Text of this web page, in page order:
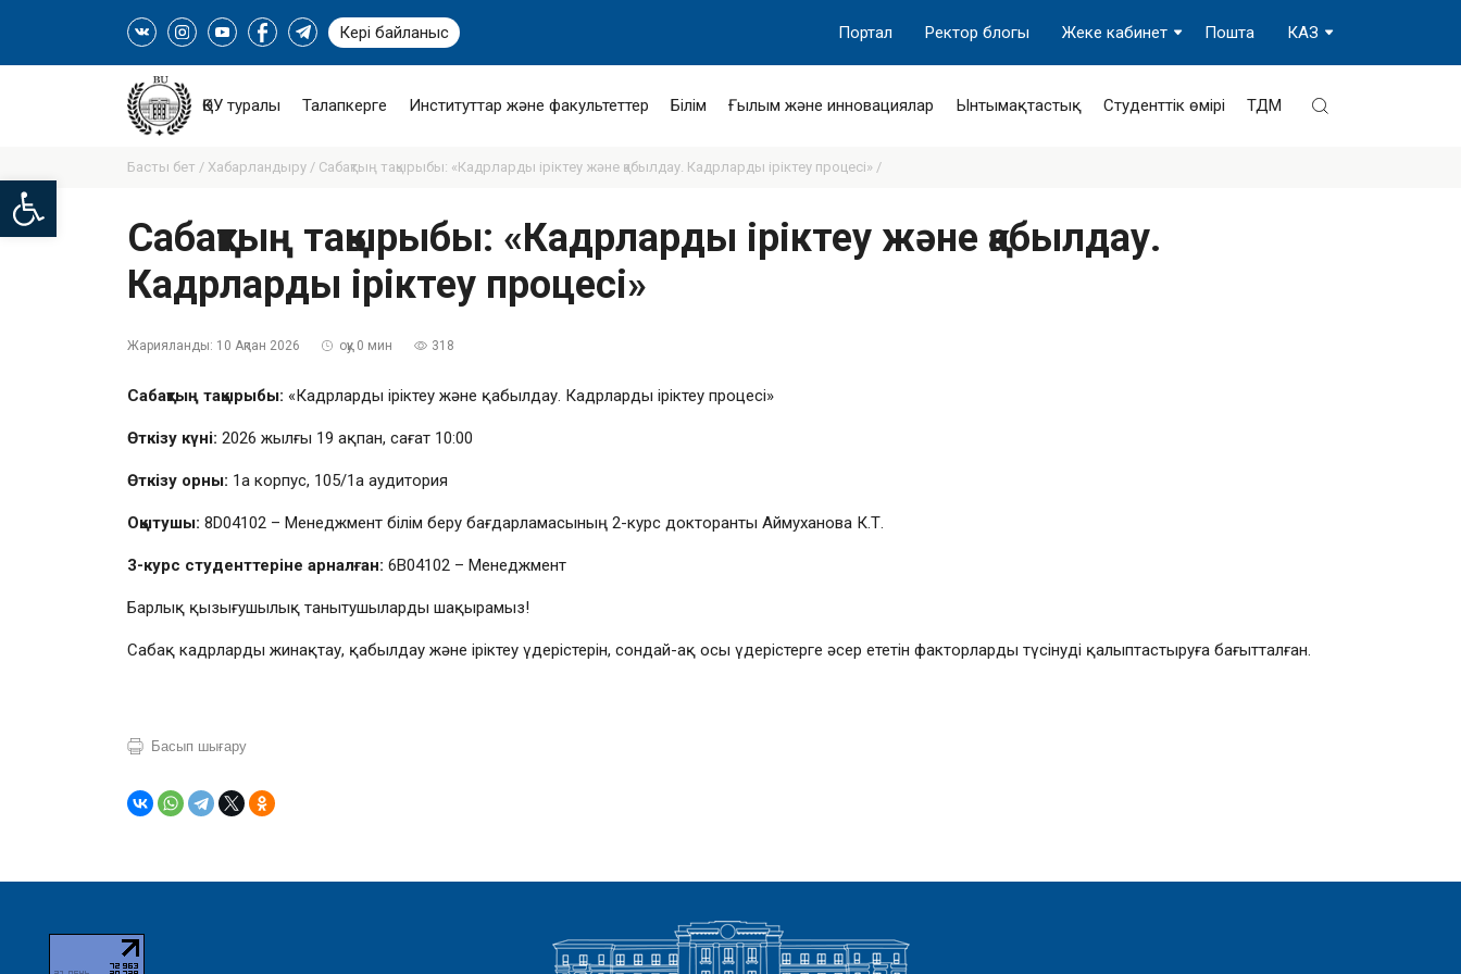
Open toolbar
Кері байланыс КАЗ
Пошта
Жеке кабинет
Ректор блогы
Портал
ҚӨУ туралы Талапкерге Институттар және факультеттер Білім Ғылым және инновациялар Ынтымақтастық Студенттік өмірі ТДМ
Басты бет / Хабарландыру / Сабақтың тақырыбы: «Кадрларды іріктеу және қабылдау. Кадрларды іріктеу процесі» /
Сабақтың тақырыбы: «Кадрларды іріктеу және қабылдау.
Кадрларды іріктеу процесі»
Жарияланды: 10 Ақпан 2026 оқу 0 мин 318
Сабақтың тақырыбы: «Кадрларды іріктеу және қабылдау. Кадрларды іріктеу процесі»
Өткізу күні: 2026 жылғы 19 ақпан, сағат 10:00
Өткізу орны: 1а корпус, 105/1а аудитория
Оқытушы: 8D04102 – Менеджмент білім беру бағдарламасының 2-курс докторанты Аймуханова К.Т.
3-курс студенттеріне арналған: 6В04102 – Менеджмент
Барлық қызығушылық танытушыларды шақырамыз!
Сабақ кадрларды жинақтау, қабылдау және іріктеу үдерістерін, сондай-ақ осы үдерістерге әсер ететін факторларды түсінуді қалыптастыруға бағытталған.
Басып шығару